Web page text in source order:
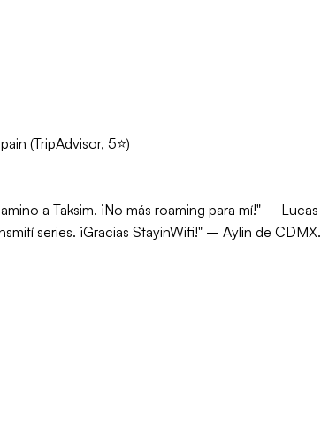
(TripAdvisor, 5⭐)
a Taksim. ¡No más roaming para mí!" – Lucas
series. ¡Gracias StayinWifi!" – Aylin de CDMX.